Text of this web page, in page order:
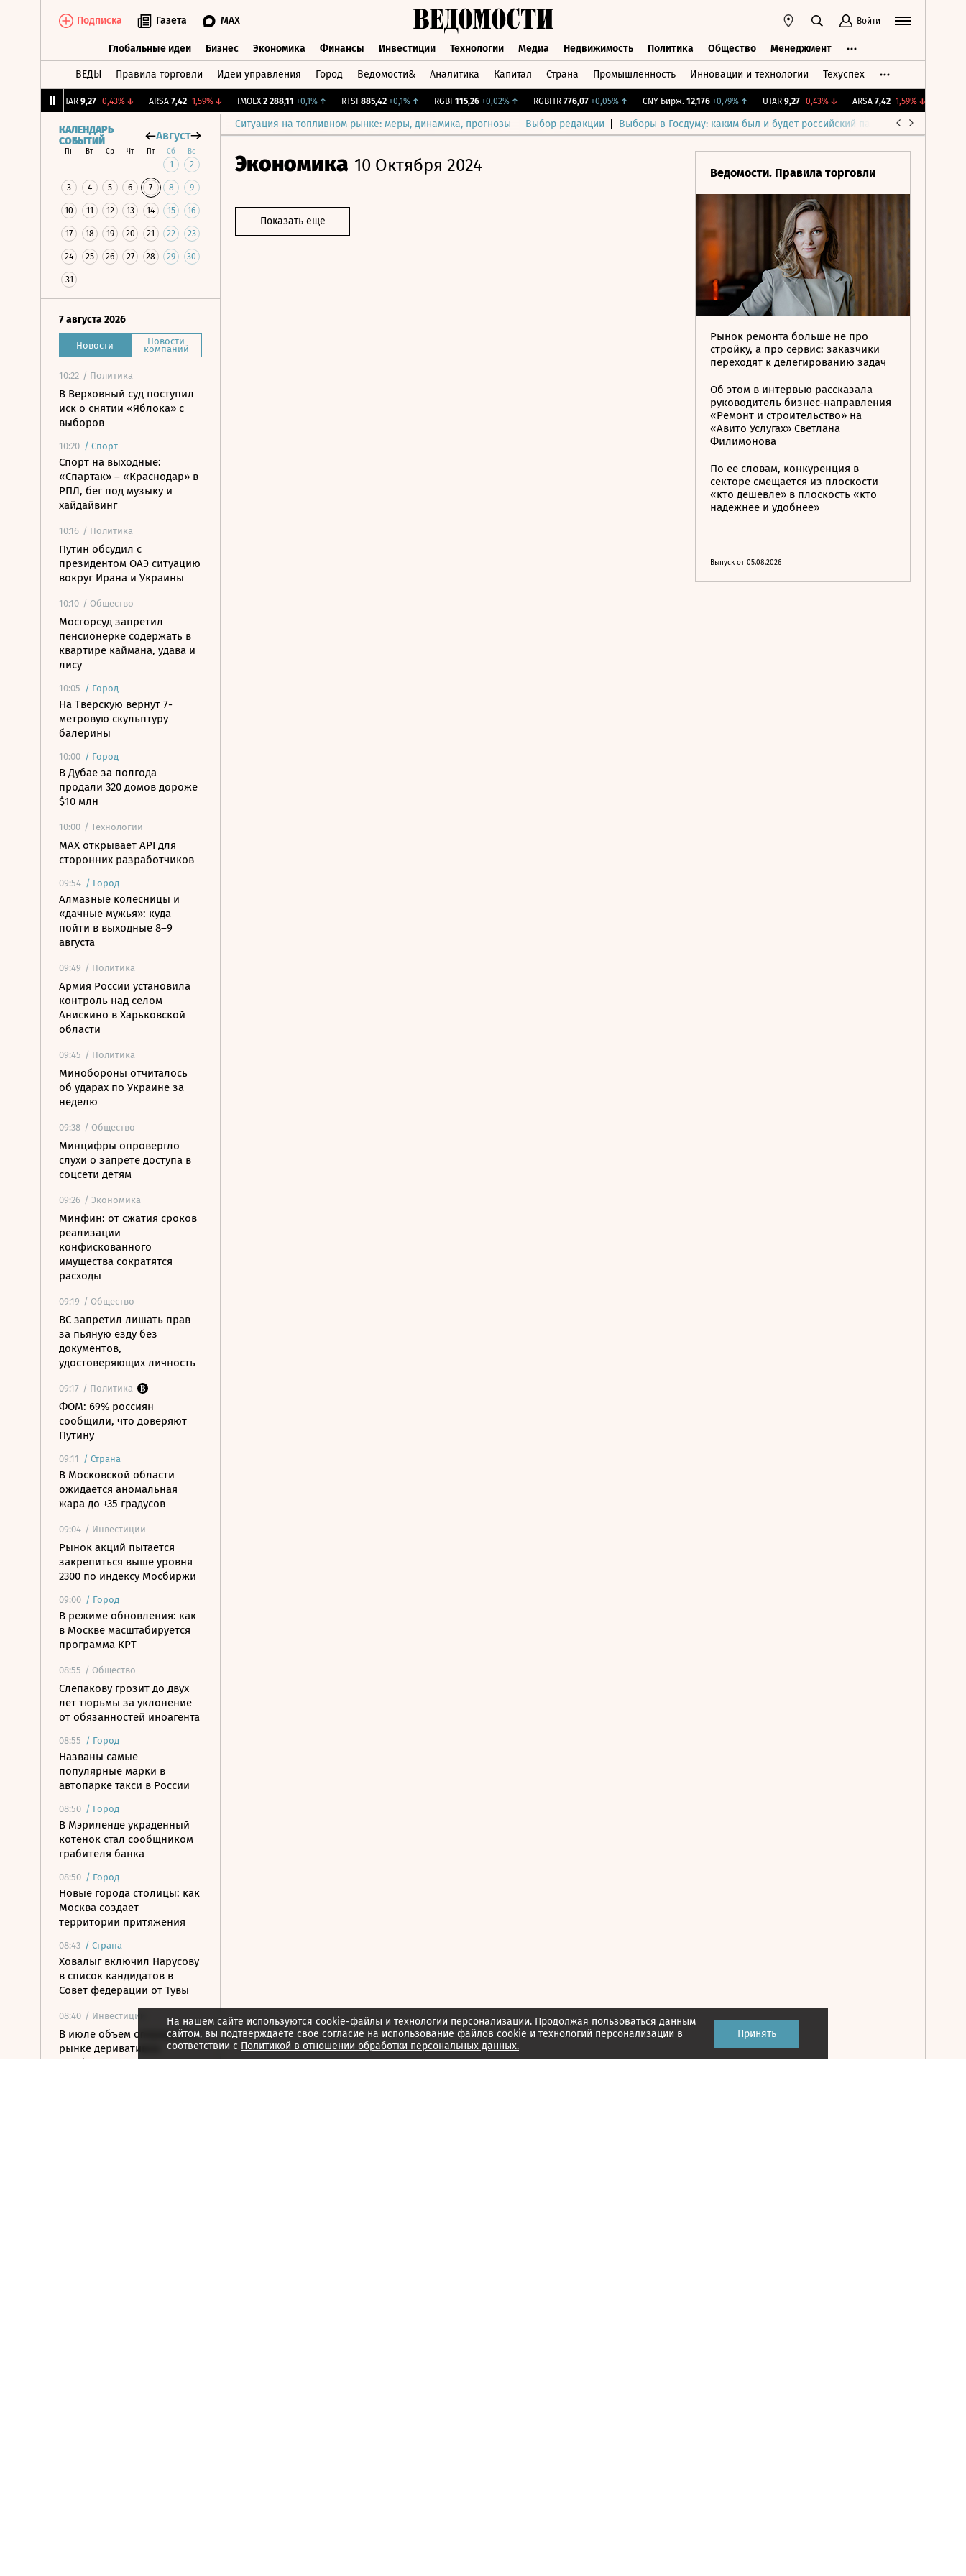
Подписка Газета MAX Войти
Глобальные идеи Бизнес Экономика Финансы Инвестиции Технологии Медиа Недвижимость Политика Общество Менеджмент
ВЕДЫ Правила торговли Идеи управления Город Ведомости& Аналитика Капитал Страна Промышленность Инновации и технологии Техуспех
9,27 -0,43%↓ ARSA 7,42 -1,59%↓ IMOEX 2 288,11 +0,1%↑ RTSI 885,42 +0,1%↑ RGBI 115,26 +0,02%↑ RGBITR 776,07 +0,05%↑ CNY Бирж. 12,176 +0,79%↑ UTAR 9,27 -0,43%↓ ARSA 7,42 -1,59%↓
Ситуация на топливном рынке: меры, динамика, прогнозы Выбор редакции Выборы в Госдуму: каким был и будет российский парламент
КАЛЕНДАРЬ
СОБЫТИЙ
Август
Пн Вт Ср Чт Пт Сб Вс
1 2
3 4 5 6 7 8 9
10 11 12 13 14 15 16
17 18 19 20 21 22 23
24 25 26 27 28 29 30
31
7 августа 2026
Новости Новости
компаний
10:22 / Политика
В Верховный суд поступил
иск о снятии «Яблока» с
выборов
10:20 / Спорт
Спорт на выходные:
«Спартак» – «Краснодар» в
РПЛ, бег под музыку и
хайдайвинг
10:16 / Политика
Путин обсудил с
президентом ОАЭ ситуацию
вокруг Ирана и Украины
10:10 / Общество
Мосгорсуд запретил
пенсионерке содержать в
квартире каймана, удава и
лису
10:05 / Город
На Тверскую вернут 7-
метровую скульптуру
балерины
10:00 / Город
В Дубае за полгода
продали 320 домов дороже
$10 млн
10:00 / Технологии
MAX открывает API для
сторонних разработчиков
09:54 / Город
Алмазные колесницы и
«дачные мужья»: куда
пойти в выходные 8–9
августа
09:49 / Политика
Армия России установила
контроль над селом
Анискино в Харьковской
области
09:45 / Политика
Минобороны отчиталось
об ударах по Украине за
неделю
09:38 / Общество
Минцифры опровергло
слухи о запрете доступа в
соцсети детям
09:26 / Экономика
Минфин: от сжатия сроков
реализации
конфискованного
имущества сократятся
расходы
09:19 / Общество
ВС запретил лишать прав
за пьяную езду без
документов,
удостоверяющих личность
09:17 / Политика
ФОМ: 69% россиян
сообщили, что доверяют
Путину
09:11 / Страна
В Московской области
ожидается аномальная
жара до +35 градусов
09:04 / Инвестиции
Рынок акций пытается
закрепиться выше уровня
2300 по индексу Мосбиржи
09:00 / Город
В режиме обновления: как
в Москве масштабируется
программа КРТ
08:55 / Общество
Слепакову грозит до двух
лет тюрьмы за уклонение
от обязанностей иноагента
08:55 / Город
Названы самые
популярные марки в
автопарке такси в России
08:50 / Город
В Мэриленде украденный
котенок стал сообщником
грабителя банка
08:50 / Город
Новые города столицы: как
Москва создает
территории притяжения
08:43 / Страна
Ховалыг включил Нарусову
в список кандидатов в
Совет федерации от Тувы
08:40 / Инвестиции
В июле объем операций на
рынке деривативов
Мосбиржи достиг 17,5 трлн
Экономика 10 Октября 2024
Показать еще
Ведомости. Правила торговли
Рынок ремонта больше не про
стройку, а про сервис: заказчики
переходят к делегированию задач
Об этом в интервью рассказала
руководитель бизнес-направления
«Ремонт и строительство» на
«Авито Услугах» Светлана
Филимонова
По ее словам, конкуренция в
секторе смещается из плоскости
«кто дешевле» в плоскость «кто
надежнее и удобнее»
Выпуск от 05.08.2026
На нашем сайте используются cookie-файлы и технологии персонализации. Продолжая пользоваться данным
сайтом, вы подтверждаете свое согласие на использование файлов cookie и технологий персонализации в
соответствии с Политикой в отношении обработки персональных данных.
Принять